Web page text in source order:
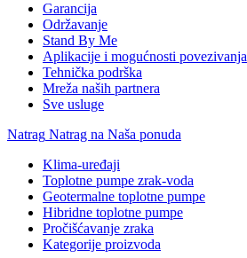
Garancija
Održavanje
Stand By Me
Aplikacije i mogućnosti povezivanja
Tehnička podrška
Mreža naših partnera
Sve usluge
Natrag Natrag na Naša ponuda
Klima-uređaji
Toplotne pumpe zrak-voda
Geotermalne toplotne pumpe
Hibridne toplotne pumpe
Pročišćavanje zraka
Kategorije proizvoda